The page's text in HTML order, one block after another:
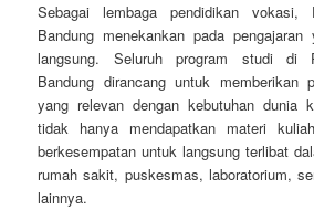
Sebagai lembaga pendidikan vokasi,
Bandung menekankan pada
langsung. Seluruh program studi di
Bandung dirancang untuk memberikan
yang relevan dengan kebutuhan dunia
tidak hanya mendapatkan materi
berkesempatan untuk langsung terlibat
rumah sakit, puskesmas, laboratorium,
lainnya.